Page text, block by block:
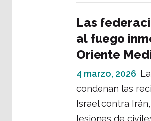
Las
al fuego
Oriente
4 marzo, 2026
condenan las
Israel contra
lesiones de